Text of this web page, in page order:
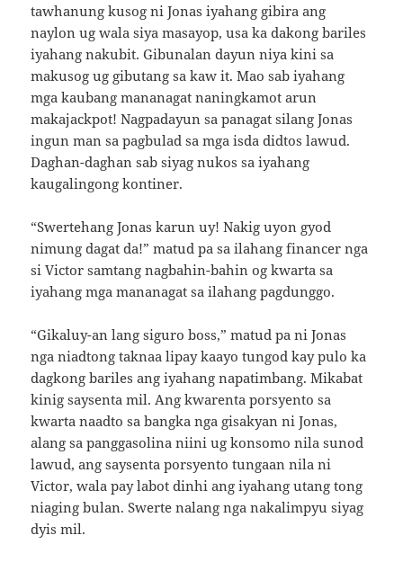
tawhanung kusog ni Jonas iyahang gibira ang
naylon ug wala siya masayop, usa ka dakong bariles
iyahang nakubit. Gibunalan dayun niya kini sa
makusog ug gibutang sa kaw it. Mao sab iyahang
mga kaubang mananagat naningkamot arun
makajackpot! Nagpadayun sa panagat silang Jonas
ingun man sa pagbulad sa mga isda didtos lawud.
Daghan-daghan sab siyag nukos sa iyahang
kaugalingong kontiner.
“Swertehang Jonas karun uy! Nakig uyon gyod
nimung dagat da!” matud pa sa ilahang financer nga
si Victor samtang nagbahin-bahin og kwarta sa
iyahang mga mananagat sa ilahang pagdunggo.
“Gikaluy-an lang siguro boss,” matud pa ni Jonas
nga niadtong taknaa lipay kaayo tungod kay pulo ka
dagkong bariles ang iyahang napatimbang. Mikabat
kinig saysenta mil. Ang kwarenta porsyento sa
kwarta naadto sa bangka nga gisakyan ni Jonas,
alang sa panggasolina niini ug konsomo nila sunod
lawud, ang saysenta porsyento tungaan nila ni
Victor, wala pay labot dinhi ang iyahang utang tong
niaging bulan. Swerte nalang nga nakalimpyu siyag
dyis mil.